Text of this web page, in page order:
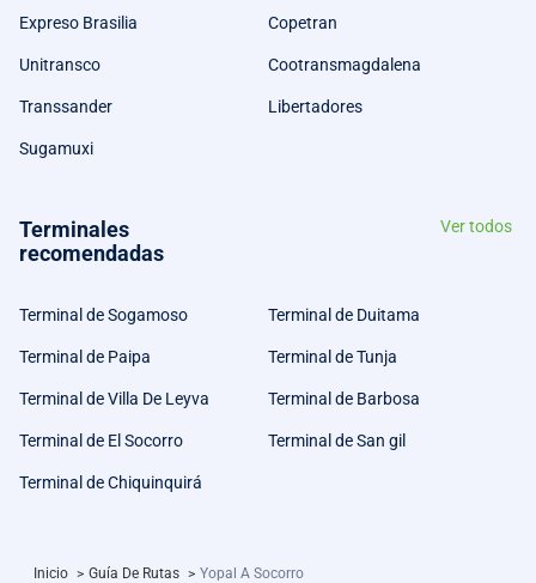
Expreso Brasilia Copetran
Unitransco Cootransmagdalena
Transsander Libertadores
Sugamuxi
Terminales
recomendadas
Ver todos
Terminal de Sogamoso Terminal de Duitama
Terminal de Paipa Terminal de Tunja
Terminal de Villa De Leyva Terminal de Barbosa
Terminal de El Socorro Terminal de San gil
Terminal de Chiquinquirá
Inicio > Guía De Rutas > Yopal A Socorro